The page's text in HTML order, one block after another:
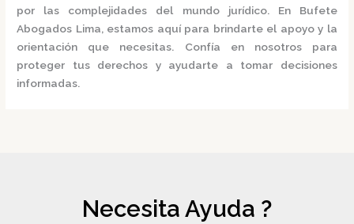
por las complejidades del mundo jurídico. En Bufete
Abogados Lima, estamos aquí para brindarte el apoyo y la
orientación que necesitas. Confía en nosotros para
proteger tus derechos y ayudarte a tomar decisiones
informadas.
Necesita Ayuda ?